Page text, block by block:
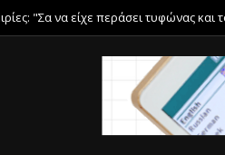
"Σα να είχε περάσει τυφώνας